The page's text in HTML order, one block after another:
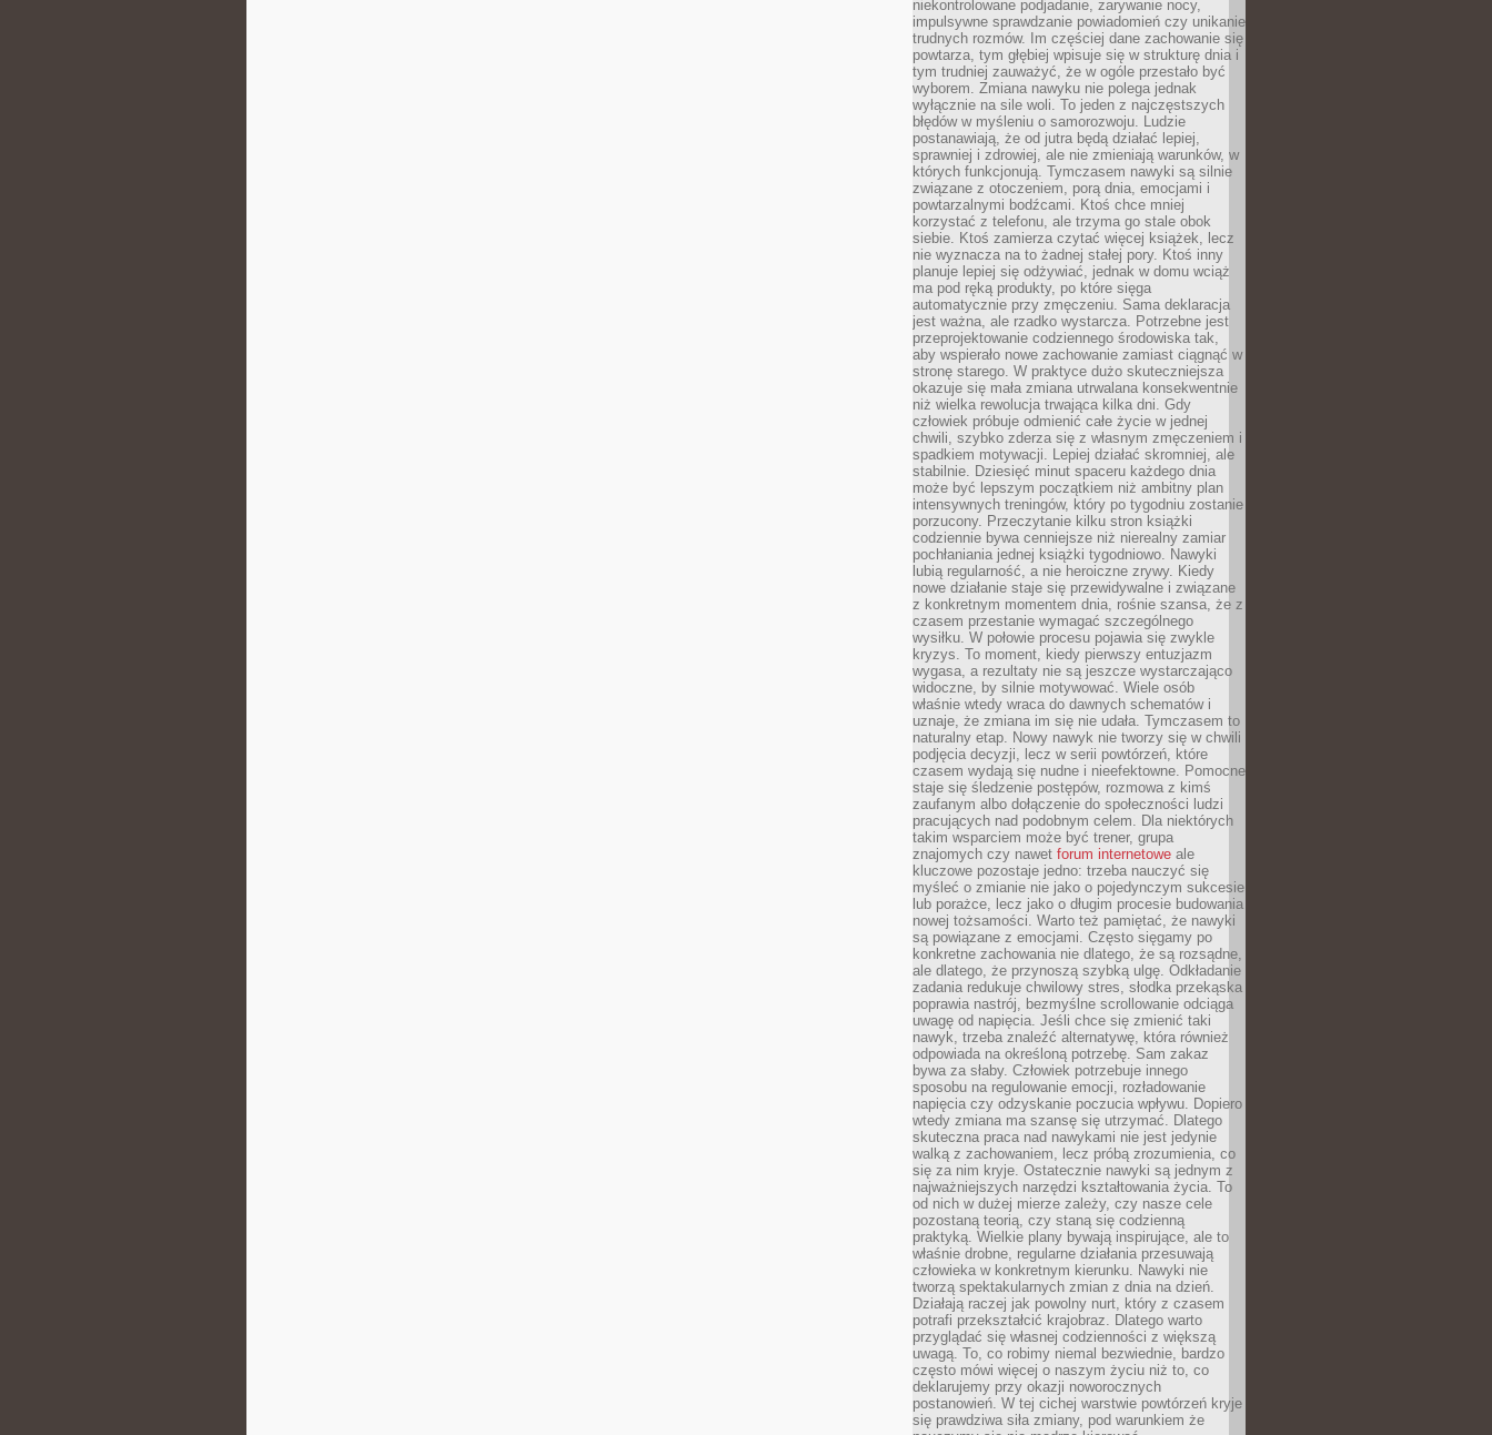
niekontrolowane podjadanie, zarywanie nocy,
impulsywne sprawdzanie powiadomień czy unikanie
trudnych rozmów. Im częściej dane zachowanie się
powtarza, tym głębiej wpisuje się w strukturę dnia i
tym trudniej zauważyć, że w ogóle przestało być
wyborem. Zmiana nawyku nie polega jednak
wyłącznie na sile woli. To jeden z najczęstszych
błędów w myśleniu o samorozwoju. Ludzie
postanawiają, że od jutra będą działać lepiej,
sprawniej i zdrowiej, ale nie zmieniają warunków, w
których funkcjonują. Tymczasem nawyki są silnie
związane z otoczeniem, porą dnia, emocjami i
powtarzalnymi bodźcami. Ktoś chce mniej
korzystać z telefonu, ale trzyma go stale obok
siebie. Ktoś zamierza czytać więcej książek, lecz
nie wyznacza na to żadnej stałej pory. Ktoś inny
planuje lepiej się odżywiać, jednak w domu wciąż
ma pod ręką produkty, po które sięga
automatycznie przy zmęczeniu. Sama deklaracja
jest ważna, ale rzadko wystarcza. Potrzebne jest
przeprojektowanie codziennego środowiska tak,
aby wspierało nowe zachowanie zamiast ciągnąć w
stronę starego. W praktyce dużo skuteczniejsza
okazuje się mała zmiana utrwalana konsekwentnie
niż wielka rewolucja trwająca kilka dni. Gdy
człowiek próbuje odmienić całe życie w jednej
chwili, szybko zderza się z własnym zmęczeniem i
spadkiem motywacji. Lepiej działać skromniej, ale
stabilnie. Dziesięć minut spaceru każdego dnia
może być lepszym początkiem niż ambitny plan
intensywnych treningów, który po tygodniu zostanie
porzucony. Przeczytanie kilku stron książki
codziennie bywa cenniejsze niż nierealny zamiar
pochłaniania jednej książki tygodniowo. Nawyki
lubią regularność, a nie heroiczne zrywy. Kiedy
nowe działanie staje się przewidywalne i związane
z konkretnym momentem dnia, rośnie szansa, że z
czasem przestanie wymagać szczególnego
wysiłku. W połowie procesu pojawia się zwykle
kryzys. To moment, kiedy pierwszy entuzjazm
wygasa, a rezultaty nie są jeszcze wystarczająco
widoczne, by silnie motywować. Wiele osób
właśnie wtedy wraca do dawnych schematów i
uznaje, że zmiana im się nie udała. Tymczasem to
naturalny etap. Nowy nawyk nie tworzy się w chwili
podjęcia decyzji, lecz w serii powtórzeń, które
czasem wydają się nudne i nieefektowne. Pomocne
staje się śledzenie postępów, rozmowa z kimś
zaufanym albo dołączenie do społeczności ludzi
pracujących nad podobnym celem. Dla niektórych
takim wsparciem może być trener, grupa
znajomych czy nawet forum internetowe ale
kluczowe pozostaje jedno: trzeba nauczyć się
myśleć o zmianie nie jako o pojedynczym sukcesie
lub porażce, lecz jako o długim procesie budowania
nowej tożsamości. Warto też pamiętać, że nawyki
są powiązane z emocjami. Często sięgamy po
konkretne zachowania nie dlatego, że są rozsądne,
ale dlatego, że przynoszą szybką ulgę. Odkładanie
zadania redukuje chwilowy stres, słodka przekąska
poprawia nastrój, bezmyślne scrollowanie odciąga
uwagę od napięcia. Jeśli chce się zmienić taki
nawyk, trzeba znaleźć alternatywę, która również
odpowiada na określoną potrzebę. Sam zakaz
bywa za słaby. Człowiek potrzebuje innego
sposobu na regulowanie emocji, rozładowanie
napięcia czy odzyskanie poczucia wpływu. Dopiero
wtedy zmiana ma szansę się utrzymać. Dlatego
skuteczna praca nad nawykami nie jest jedynie
walką z zachowaniem, lecz próbą zrozumienia, co
się za nim kryje. Ostatecznie nawyki są jednym z
najważniejszych narzędzi kształtowania życia. To
od nich w dużej mierze zależy, czy nasze cele
pozostaną teorią, czy staną się codzienną
praktyką. Wielkie plany bywają inspirujące, ale to
właśnie drobne, regularne działania przesuwają
człowieka w konkretnym kierunku. Nawyki nie
tworzą spektakularnych zmian z dnia na dzień.
Działają raczej jak powolny nurt, który z czasem
potrafi przekształcić krajobraz. Dlatego warto
przyglądać się własnej codzienności z większą
uwagą. To, co robimy niemal bezwiednie, bardzo
często mówi więcej o naszym życiu niż to, co
deklarujemy przy okazji noworocznych
postanowień. W tej cichej warstwie powtórzeń kryje
się prawdziwa siła zmiany, pod warunkiem że